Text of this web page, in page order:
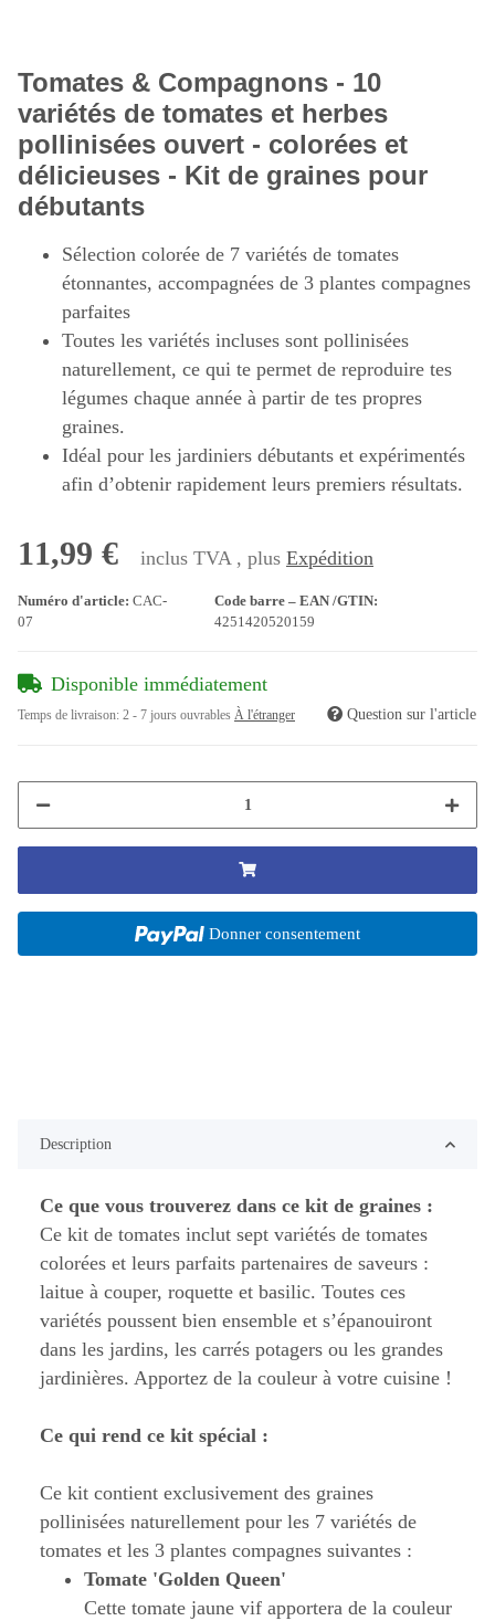
Tomates & Compagnons - 10
variétés de tomates et herbes
pollinisées ouvert - colorées et
délicieuses - Kit de graines pour
débutants
Sélection colorée de 7 variétés de tomates
étonnantes, accompagnées de 3 plantes compagnes
parfaites
Toutes les variétés incluses sont pollinisées
naturellement, ce qui te permet de reproduire tes
légumes chaque année à partir de tes propres
graines.
Idéal pour les jardiniers débutants et expérimentés
afin d’obtenir rapidement leurs premiers résultats.
11,99 € inclus TVA , plus Expédition
Numéro d'article: CAC-
07
Code barre – EAN /GTIN:
4251420520159
Disponible immédiatement
Temps de livraison: 2 - 7 jours ouvrables À l'étranger Question sur l'article
Donner consentement
Description
Ce que vous trouverez dans ce kit de graines :
Ce kit de tomates inclut sept variétés de tomates
colorées et leurs parfaits partenaires de saveurs :
laitue à couper, roquette et basilic. Toutes ces
variétés poussent bien ensemble et s’épanouiront
dans les jardins, les carrés potagers ou les grandes
jardinières. Apportez de la couleur à votre cuisine !
Ce qui rend ce kit spécial :
Ce kit contient exclusivement des graines
pollinisées naturellement pour les 7 variétés de
tomates et les 3 plantes compagnes suivantes :
Tomate 'Golden Queen'
Cette tomate jaune vif apportera de la couleur